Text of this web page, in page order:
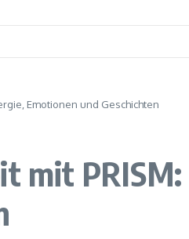
Emotionen und Geschichten
mit